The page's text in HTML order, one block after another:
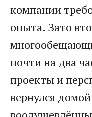
компании
опыта. Зато
почти на два
проекты и
вернулся